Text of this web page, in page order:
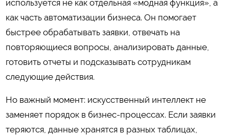
используется не как отдельная «модная функция», а
как часть автоматизации бизнеса. Он помогает
быстрее обрабатывать заявки, отвечать на
повторяющиеся вопросы, анализировать данные,
готовить отчеты и подсказывать сотрудникам
следующие действия.
Но важный момент: искусственный интеллект не
заменяет порядок в бизнес-процессах. Если заявки
теряются, данные хранятся в разных таблицах,